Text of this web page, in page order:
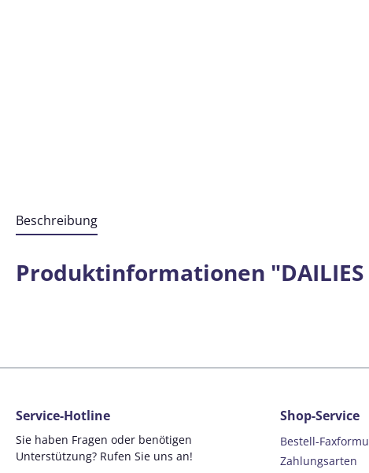
Beschreibung
Produktinformationen
Service-Hotline
Sie haben Fragen oder benötigen
Unterstützung? Rufen Sie uns an!
Shop-Service
Bestell-
Zahlungsarten